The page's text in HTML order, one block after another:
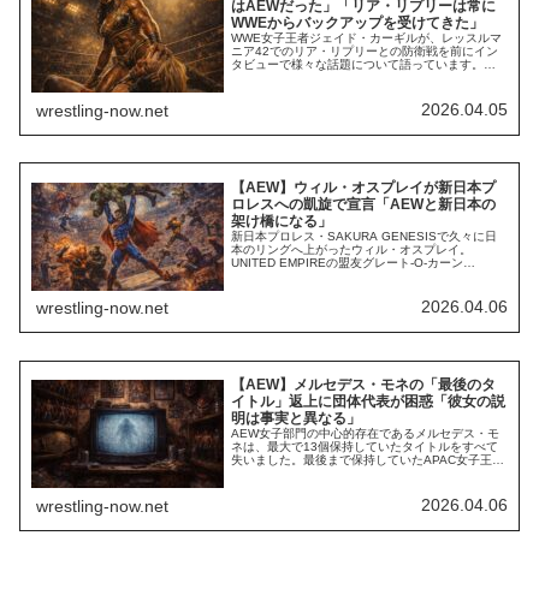
はAEWだった」「リア・リプリーは常に
WWEからバックアップを受けてきた」
WWE女子王者ジェイド・カーギルが、レッスルマ
ニア42でのリア・リプリーとの防衛戦を前にイン
タビューで様々な話題について語っています。
ューで、レッスルマニア42でシャーロット・フレ
アーとの対戦を希望していたことや、リプリーが
wrestling-now.net 2026.04.05
【AEW】ウィル・オスプレイが新日本プ
ロレスへの凱旋で宣言「AEWと新日本の
架け橋になる」
新日本プロレス・SAKURA GENESISで久々に日
本のリングへ上がったウィル・オスプレイ。
UNITED EMPIREの盟友グレート-O-カーン
る意欲を示しています。今日、彼はSNSで「新日
本とAEWの架け橋になる」という野望を語りまし
wrestling-now.net 2026.04.06
【AEW】メルセデス・モネの「最後のタ
イトル」返上に団体代表が困惑「彼女の説
明は事実と異なる」
AEW女子部門の中心的存在であるメルセデス・モ
ネは、最大で13個保持していたタイトルをすべて
失いました。最後まで保持していたAPAC女子王座
が。彼女をマレーシアへ招く飛行機の代金を用意
できず、他団体と連携しようとしなかったため防
wrestling-now.net 2026.04.06